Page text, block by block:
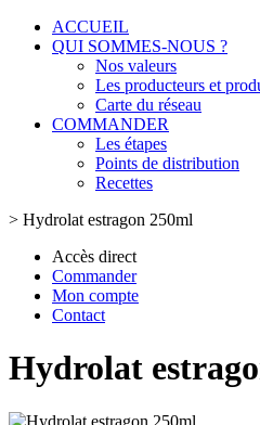
ACCUEIL
QUI SOMMES-NOUS ?
Nos valeurs
Les producteurs et
Carte du réseau
COMMANDER
Les étapes
Points de distribution
Recettes
> Hydrolat estragon 250ml
Accès direct
Commander
Mon compte
Contact
Hydrolat